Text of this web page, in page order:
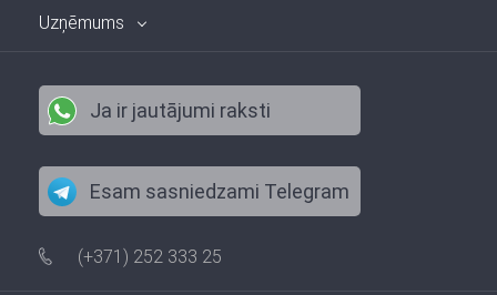
Uzņēmums
Ja ir jautājumi raksti
Esam sasniedzami Telegram
(+371) 252 333 25